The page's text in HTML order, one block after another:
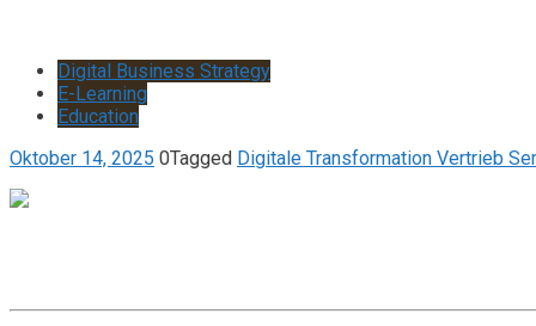
Digital Business Strategy
E-Learning
Education
Oktober 14, 2025 0Tagged Digitale Transformation Vertrieb